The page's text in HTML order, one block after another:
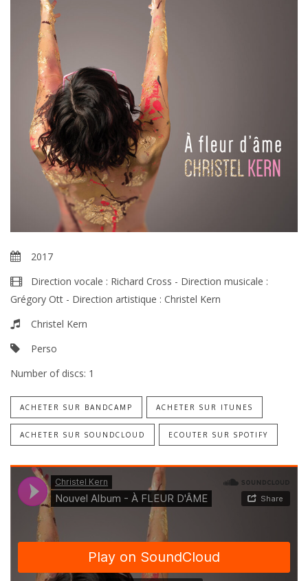
2017
Direction vocale : Richard Cross - Direction musicale :
Grégory Ott - Direction artistique : Christel Kern
Christel Kern
Perso
Number of discs: 1
ACHETER SUR BANDCAMP ACHETER SUR ITUNES
ACHETER SUR SOUNDCLOUD ECOUTER SUR SPOTIFY